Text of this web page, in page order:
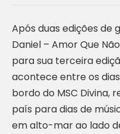
Após duas edições de
Daniel – Amor Que
para sua terceira
acontece entre os dias
bordo do MSC Divina,
país para dias de
em alto-mar ao lado